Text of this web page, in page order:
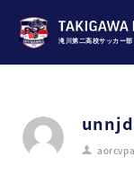
滝川第二高校サッカー部
aorcvpa